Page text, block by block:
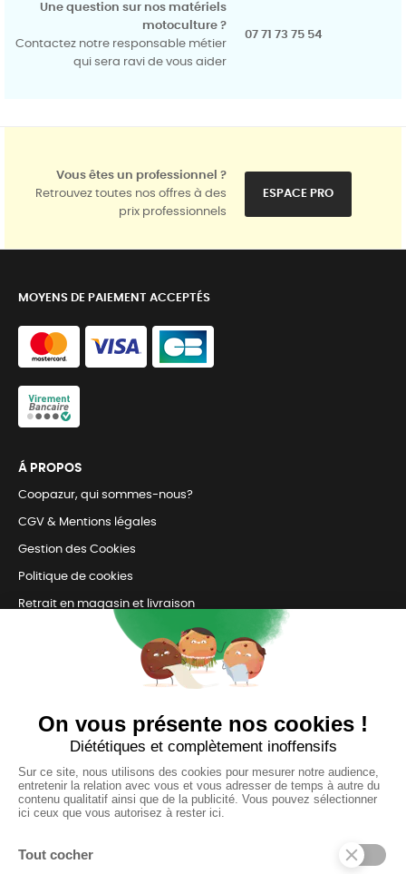
Une question sur nos matériels
motoculture ?
Contactez notre responsable métier
qui sera ravi de vous aider
07 71 73 75 54
Vous êtes un professionnel ?
Retrouvez toutes nos offres à des
prix professionnels
ESPACE PRO
MOYENS DE PAIEMENT ACCEPTÉS
Á PROPOS
Coopazur, qui sommes-nous?
CGV & Mentions légales
Gestion des Cookies
Politique de cookies
Retrait en magasin et livraison
Nous sommes connectés
pour répondre à tous vos besoins
SUIVEZ-NOUS